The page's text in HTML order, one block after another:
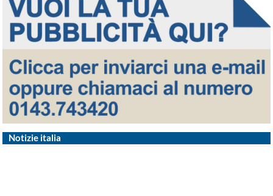
Notizie italia